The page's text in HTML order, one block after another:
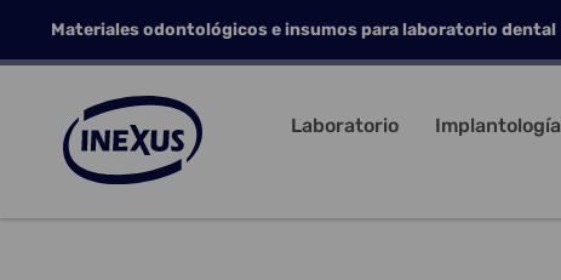
Materiales odontológicos e insumos para laboratorio dental
Laboratorio Implantología